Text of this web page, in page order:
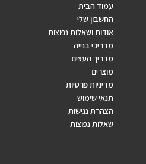
עמוד הבית
החשבון שלי
אודות ושאלות נפוצות
מדריכי בנייה
מדריך העצים
מוצרים
מדיניות פרטיות
תנאי שימוש
הצהרת נגישות
שאלות נפוצות